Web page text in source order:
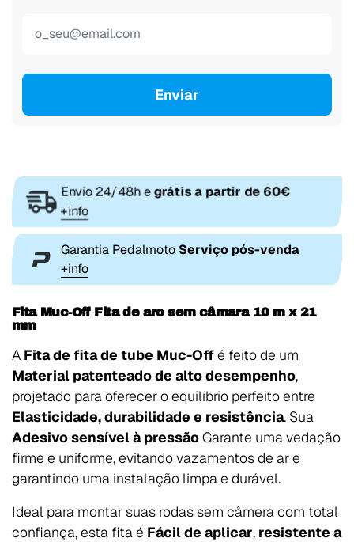
Enviar
Envio 24/48h egrátis a partir de 60€
+info
Garantia Pedalmoto Serviço pós-venda
+info
Fita Muc-Off Fita de aro sem câmara 10 m x 21
mm
A Fita de fita de tube Muc-Offé feito de um
Material patenteado de alto desempenho,
projetado para oferecer o equilíbrio perfeito entre
Elasticidade, durabilidade e resistência. Sua
Adesivo sensível à pressãoGarante uma vedação
firme e uniforme, evitando vazamentos de ar e
garantindo uma instalação limpa e durável.
Ideal para montar suas rodas sem câmera com total
confiança, esta fita é Fácil de aplicar, resistente a